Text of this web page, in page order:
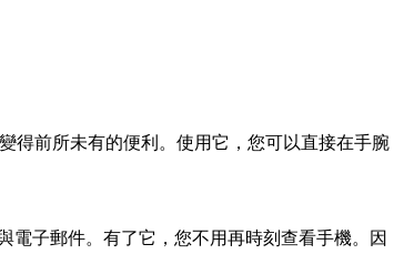
得前所未有的便利。使用它，您可以直接在手腕
子郵件。有了它，您不用再時刻查看手機。因